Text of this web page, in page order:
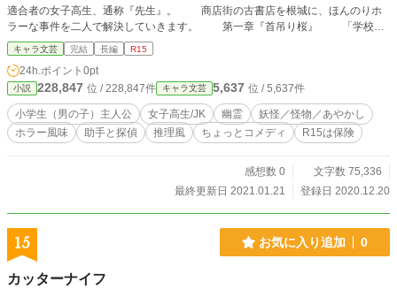
適合者の女子高生、通称『先生』。 商店街の古書店を根城に、ほんのりホ
ラーな事件を二人で解決していきます。 第一章『首吊り桜』 「学校の
裏山にある桜の樹には決して近いてはいけないよ」 先生からそう言われて
いたのに、クラスメイトに巻き込まれて裏山に行ってしまったヒカル。直後か
ら、後ろをつけてくる姿の見えない足音が聞こえる様になって……。 第
二章『眠り姫の家』 ヒカルは3日連続で奇妙な夢を見ていた。誰もいない家
の中のそこかしこから、誰かの気配がする夢だ。程なくして夢の中で同じ学校の
少女と出会う。けれども彼女は、長い間夢から目覚めていないと言って……。
第三章『宇宙のリゲル』 ある日古書店に若い女性のお客さんが来る。
ル』。しかし店にあった本と、彼女の記憶の中の本とは別物で……。 第
四章『シロと黒い水』 ヒカル達は三連休を利用して田舎の古民家へと旅行
た桃を食べた仲間が倒れてしまい、ヒカルは解毒薬を条件に『ちょっとした頼ま
れごと』をする事に……。
キャラ文芸 完結 長編 R15
24h.ポイント 0pt
小説 228,847 位 / 228,847件 キャラ文芸 5,637 位 / 5,637件
小学生（男の子）主人公 女子高生/JK 幽霊
妖怪／怪物／あやかし
ホラー風味
助手と探偵 推理風 ちょっとコメディ R15は保険
感想数 0
文字数 75,336
最終更新日 2021.01.21
登録日 2020.12.20
15 お気に入り追加 0
カッターナイフ